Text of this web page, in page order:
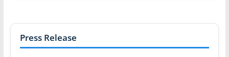
Press Release